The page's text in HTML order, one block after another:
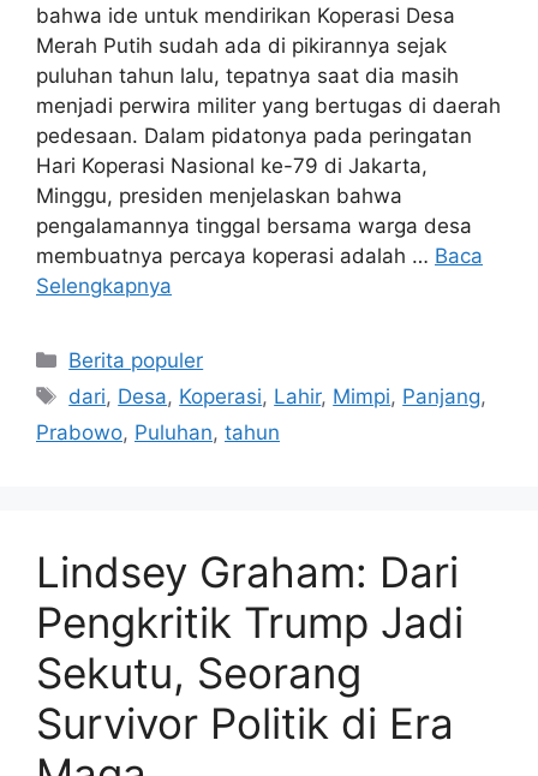
bahwa ide untuk mendirikan Koperasi Desa
Merah Putih sudah ada di pikirannya sejak
puluhan tahun lalu, tepatnya saat dia masih
menjadi perwira militer yang bertugas di daerah
pedesaan. Dalam pidatonya pada peringatan
Hari Koperasi Nasional ke-79 di Jakarta,
Minggu, presiden menjelaskan bahwa
pengalamannya tinggal bersama warga desa
membuatnya percaya koperasi adalah … Baca
Selengkapnya
Kategori
Berita populer
Tag
dari, Desa, Koperasi, Lahir, Mimpi, Panjang,
Prabowo, Puluhan, tahun
Lindsey Graham: Dari
Pengkritik Trump Jadi
Sekutu, Seorang
Survivor Politik di Era